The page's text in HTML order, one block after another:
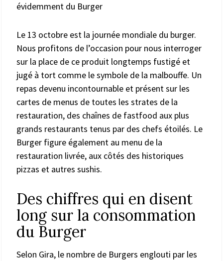
évidemment du Burger
Le 13 octobre est la journée mondiale du burger.
Nous profitons de l’occasion pour nous interroger
sur la place de ce produit longtemps fustigé et
jugé à tort comme le symbole de la malbouffe. Un
repas devenu incontournable et présent sur les
cartes de menus de toutes les strates de la
restauration, des chaînes de fastfood aux plus
grands restaurants tenus par des chefs étoilés. Le
Burger figure également au menu de la
restauration livrée, aux côtés des historiques
pizzas et autres sushis.
Des chiffres qui en disent
long sur la consommation
du Burger
Selon Gira, le nombre de Burgers englouti par les